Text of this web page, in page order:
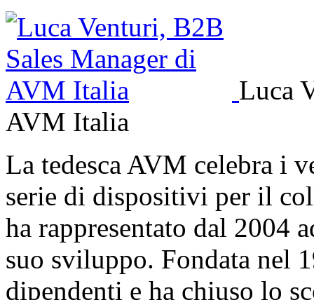
Luca
AVM Italia
La tedesca AVM celebra i
serie di dispositivi per il
ha rappresentato dal 2004
suo sviluppo. Fondata nel
dipendenti e ha chiuso lo